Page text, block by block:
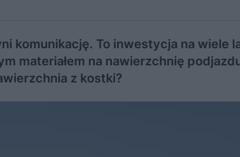
komunikację. To inwestycja na wiele
materiałem na nawierzchnię
z kostki?